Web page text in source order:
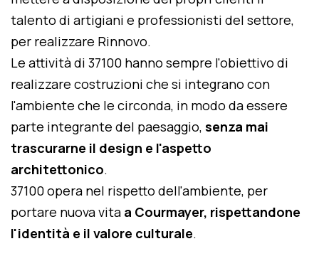
talento di artigiani e professionisti del settore,
per realizzare Rinnovo.
Le attività di 37100 hanno sempre l'obiettivo di
realizzare costruzioni che si integrano con
l'ambiente che le circonda, in modo da essere
parte integrante del paesaggio, senza mai
trascurarne il design e l'aspetto
architettonico.
37100 opera nel rispetto dell'ambiente, per
portare nuova vita a Courmayer, rispettandone
l'identità e il valore culturale.